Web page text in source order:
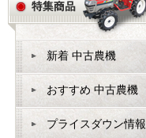
新着 中古農機
おすすめ 中古農機
プライスダウン情報